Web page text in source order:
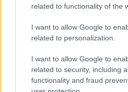
related to functionality of the
I want to allow Google to
related to personalization.
I want to allow Google to
related to security, including
functionality and fraud
karakteristikami, je odet v
S
močmipredstavlja
Veyronom po ulicah Los